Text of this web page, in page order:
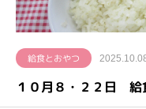
給食とおやつ
１０月８・２２日 給